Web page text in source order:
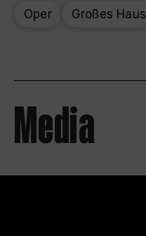
Oper Großes Haus
Media